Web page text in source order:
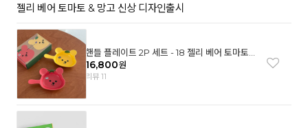
젤리 베어 토마토 & 망고 신상 디자인출시
핸들 플레이트 2P 세트 - 18 젤리 베어 토마토
& 망고
16,800원
리뷰 11